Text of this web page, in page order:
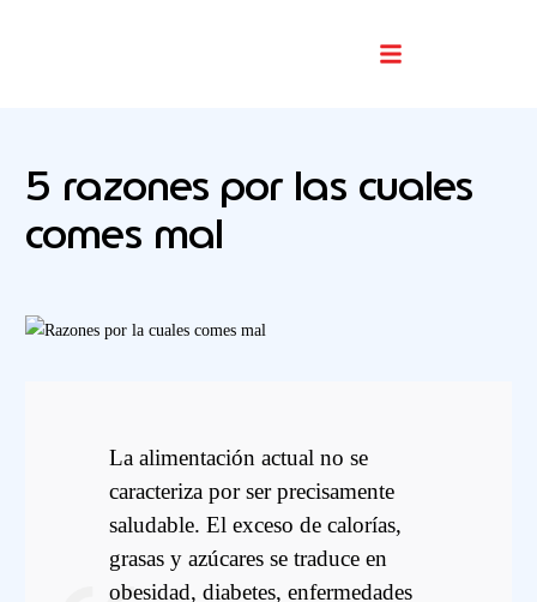
5 razones por las cuales
comes mal
La alimentación actual no se
caracteriza por ser precisamente
saludable. El exceso de calorías,
grasas y azúcares se traduce en
obesidad, diabetes, enfermedades